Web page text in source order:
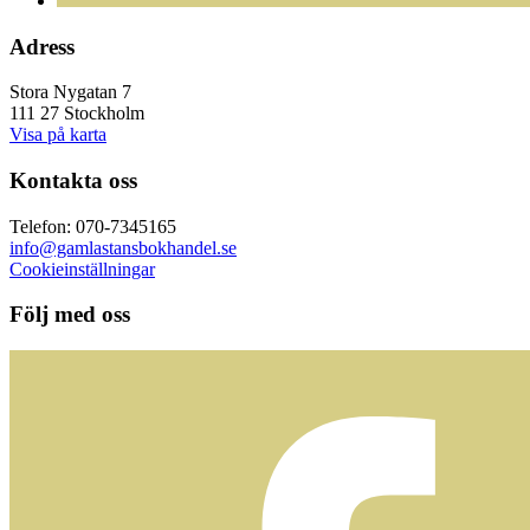
Adress
Stora Nygatan 7
111 27 Stockholm
Visa på karta
Kontakta oss
Telefon: 070-7345165
info@gamlastansbokhandel.se
Cookieinställningar
Följ med oss